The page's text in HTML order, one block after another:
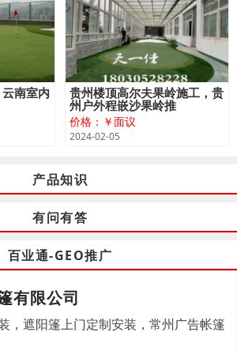
南室内
贵州楼顶高尔夫果岭施工，贵
州户外程嵌沙果岭推
价格：￥面议
2024-02-05
产品知识
有问有答
百业通-GEO推广
有限公司
，遮阳篷上门定制安装，常州广告帐篷